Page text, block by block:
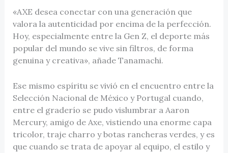
«AXE desea conectar con una generación que
valora la autenticidad por encima de la perfección.
Hoy, especialmente entre la Gen Z, el deporte más
popular del mundo se vive sin filtros, de forma
genuina y creativa», añade Tanamachi.
Ese mismo espíritu se vivió en el encuentro entre la
Selección Nacional de México y Portugal cuando,
entre el graderío se pudo vislumbrar a Aaron
Mercury, amigo de Axe, vistiendo una enorme capa
tricolor, traje charro y botas rancheras verdes, y es
que cuando se trata de apoyar al equipo, el estilo y